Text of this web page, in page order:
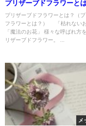
プリザーブドフラワーと
プリザーブドフラワーとは？（
フラワーとは？） 「枯れないお
「魔法のお花」 様々な呼ばれ方
リザーブドフラワー。 ...
メ